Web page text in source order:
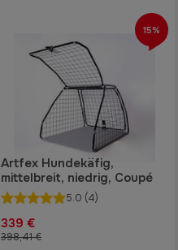
Artfex Hundekäfig,
mittelbreit, niedrig, Coupé
5.0 (4)
339 €
398,41 €
15%